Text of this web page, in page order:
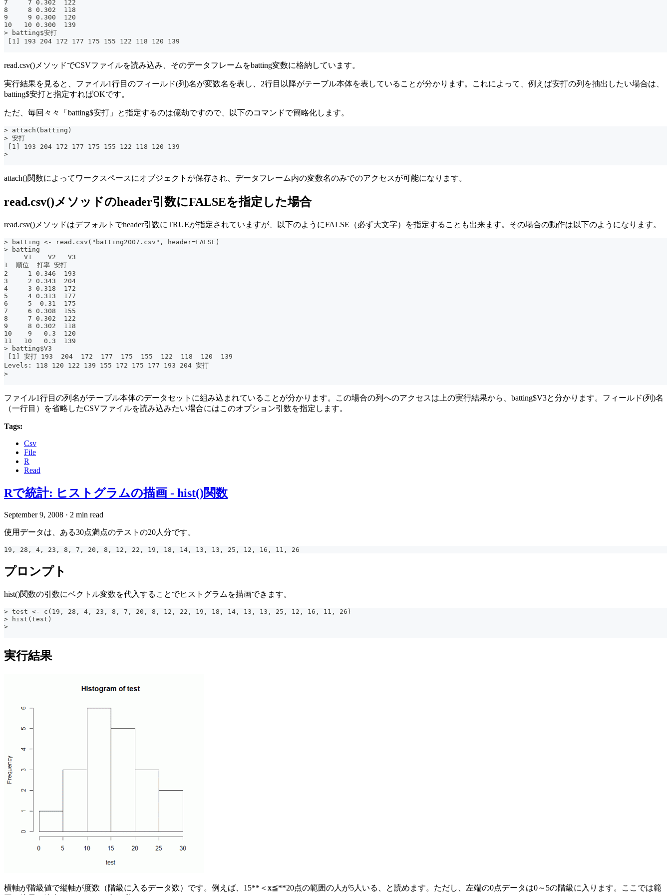
7     7 0.302  122
8     8 0.302  118
9     9 0.300  120
10   10 0.300  139
> batting$安打
[1] 193 204 172 177 175 155 122 118 120 139
read.csv()メソッドでCSVファイルを読み込み、そのデータフレームをbatting変数に格納しています。
実行結果を見ると、ファイル1行目のフィールド(列)名が変数名を表し、2行目以降がテーブル本体を表していることが分かります。これによって、例えば安打の列を抽出したい場合は、
batting$安打と指定すればOKです。
ただ、毎回々々「batting$安打」と指定するのは億劫ですので、以下のコマンドで簡略化します。
> attach(batting)
> 安打
[1] 193 204 172 177 175 155 122 118 120 139
>
attach()関数によってワークスペースにオブジェクトが保存され、データフレーム内の変数名のみでのアクセスが可能になります。
read.csv()メソッドのheader引数にFALSEを指定した場合
read.csv()メソッドはデフォルトでheader引数にTRUEが指定されていますが、以下のようにFALSE（必ず大文字）を指定することも出来ます。その場合の動作は以下のようになります。
> batting <- read.csv("batting2007.csv", header=FALSE)
> batting
     V1    V2   V3
1  順位  打率 安打
2     1 0.346  193
3     2 0.343  204
4     3 0.318  172
5     4 0.313  177
6     5  0.31  175
7     6 0.308  155
8     7 0.302  122
9     8 0.302  118
10    9   0.3  120
11   10   0.3  139
> batting$V3
[1] 安打 193  204  172  177  175  155  122  118  120  139
Levels: 118 120 122 139 155 172 175 177 193 204 安打
>
ファイル1行目の列名がテーブル本体のデータセットに組み込まれていることが分かります。この場合の列へのアクセスは上の実行結果から、batting$V3と分かります。フィールド(列)名
（一行目）を省略したCSVファイルを読み込みたい場合にはこのオプション引数を指定します。
Tags:
Csv
File
R
Read
Rで統計: ヒストグラムの描画 - hist()関数
September 9, 2008 · 2 min read
使用データは、ある30点満点のテストの20人分です。
19, 28, 4, 23, 8, 7, 20, 8, 12, 22, 19, 18, 14, 13, 13, 25, 12, 16, 11, 26
プロンプト
hist()関数の引数にベクトル変数を代入することでヒストグラムを描画できます。
> test <- c(19, 28, 4, 23, 8, 7, 20, 8, 12, 22, 19, 18, 14, 13, 13, 25, 12, 16, 11, 26)
> hist(test)
>
実行結果
横軸が階級値で縦軸が度数（階級に入るデータ数）です。例えば、15**＜ x≦**20点の範囲の人が5人いる、と読めます。ただし、左端の0点データは0～5の階級に入ります。ここでは範